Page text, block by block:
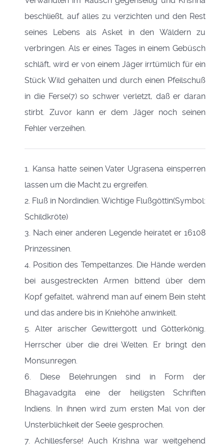
beschließt, auf alles zu verzichten und den Rest
seines Lebens als Asket in den Wäldern zu
verbringen. Als er eines Tages in einem Gebüsch
schläft, wird er von einem Jäger irrtümlich für ein
Stück Wild gehalten und durch einen Pfeilschuß
in die Ferse(7) so schwer verletzt, daß er daran
stirbt. Zuvor kann er dem Jäger noch seinen
Fehler verzeihen.
1. Kansa hatte seinen Vater Ugrasena einsperren
lassen um die Macht zu ergreifen.
2. Fluß in Nordindien. Wichtige Flußgöttin(Symbol:
Schildkröte)
3. Nach einer anderen Legende heiratet er 16108
Prinzessinen.
4. Position des Tempeltanzes. Die Hände werden
bei ausgestreckten Armen bittend über dem
Kopf gefaltet, während man auf einem Bein steht
und das andere bis in Kniehöhe anwinkelt.
5. Alter arischer Gewittergott und Götterkönig.
Herrscher über die drei Welten. Er bringt den
Monsunregen.
6. Diese Belehrungen sind in Form der
Bhagavadgita eine der heiligsten Schriften
Indiens. In ihnen wird zum ersten Mal von der
Unsterblichkeit der Seele gesprochen.
7. Achillesferse! Auch Krishna war weitgehend